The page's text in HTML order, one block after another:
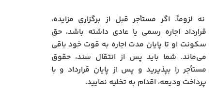
نه لزوماً. اگر مستأجر قبل از برگزاری مزایده،
قرارداد اجاره رسمی یا عادی داشته باشد، حق
سکونت او تا پایان مدت اجاره به قوت خود باقی
می‌ماند. شما باید پس از انتقال سند، حقوق
مستأجر را بپذیرید و پس از پایان قرارداد و با
پرداخت ودیعه، اقدام به تخلیه نمایید.